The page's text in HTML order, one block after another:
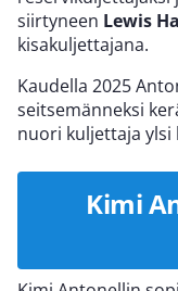
siirtyneen Lewis
kisakuljettajana.
Kaudella 2025
seitsemänneksi
nuori kuljettaja ylsi
Kimi